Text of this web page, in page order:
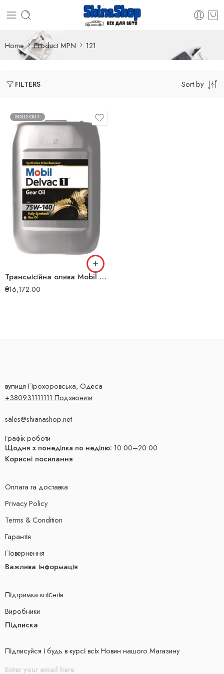
Home Product MPN 121
FILTERS Sort by
SOLD OUT
Трансмісійна олива Mobil Delvac Synthetic Gear Oil 75W-140 20л 121
₴16,172.00
вулиця Прохоровська, Одеса
+380931111111 Подзвонити
sales@shianashop.net
Графік роботи
Щодня з понеділка по неділю: 10:00–20:00
Корисні посилання
Оплата та доставка
Privacy Policy
Terms & Condition
Гарантія
Повернення
Важлива інформація
Підтримка клієнтів
Виробники
Підписка
Підписуйся і будь в курсі всіх Новин нашого Магазину